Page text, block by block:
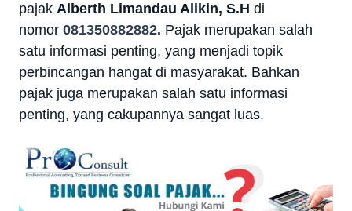
pajak Alberth Limandau Alikin, S.H di
nomor 081350882882. Pajak merupakan salah
satu informasi penting, yang menjadi topik
perbincangan hangat di masyarakat. Bahkan
pajak juga merupakan salah satu informasi
penting, yang cakupannya sangat luas.